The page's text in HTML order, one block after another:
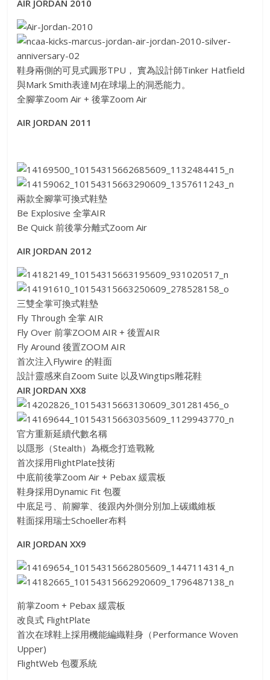
AIR JORDAN 2010
鞋身兩側的可見式圓形TPU， 實為設計師Tinker Hatfield
與Mark Smith表達MJ在球場上的洞悉能力。
全腳掌Zoom Air + 後掌Zoom Air
AIR JORDAN 2011
兩款全腳掌可換式鞋墊
Be Explosive 全掌AIR
Be Quick 前後掌分離式Zoom Air
AIR JORDAN 2012
三雙全掌可換式鞋墊
Fly Through 全掌 AIR
Fly Over 前掌ZOOM AIR + 後置AIR
Fly Around 後置ZOOM AIR
首次注入Flywire 的鞋面
設計靈感來自Zoom Suite 以及Wingtips雕花鞋
AIR JORDAN XX8
官方重新延續代數名稱
以隱形（Stealth）為概念打造戰靴
首次採用FlightPlate技術
中底前後掌Zoom Air + Pebax 緩震板
鞋身採用Dynamic Fit 包覆
中底足弓、前腳掌、後跟內外側分別加上碳纖維板
鞋面採用瑞士Schoeller布料
AIR JORDAN XX9
前掌Zoom + Pebax 緩震板
改良式 FlightPlate
首次在球鞋上採用機能編織鞋身（Performance Woven
Upper)
FlightWeb 包覆系統